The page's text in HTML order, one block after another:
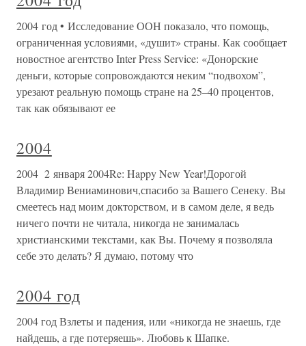
2004 год • Исследование ООН показало, что помощь,
ограниченная условиями, «душит» страны. Как сообщает
новостное агентство Inter Press Service: «Донорские
деньги, которые сопровождаются неким “подвохом”,
урезают реальную помощь стране на 25–40 процентов,
так как обязывают ее
2004
2004 2 января 2004Re: Happy New Year!Дорогой
Владимир Вениаминович,спасибо за Вашего Сенеку. Вы
смеетесь над моим докторством, и в самом деле, я ведь
ничего почти не читала, никогда не занималась
христианскими текстами, как Вы. Почему я позволяла
себе это делать? Я думаю, потому что
2004 год
2004 год Взлеты и падения, или «никогда не знаешь, где
найдешь, а где потеряешь». Любовь к Шапке.